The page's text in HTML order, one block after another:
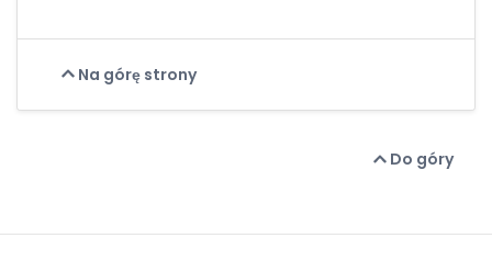
Na górę strony
Do góry